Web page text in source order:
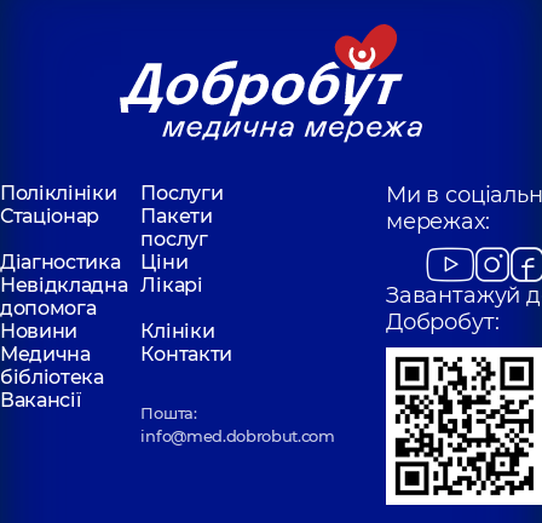
Поліклініки
Послуги
Стаціонар
Пакети
послуг
Діагностика
Ціни
Невідкладна
допомога
Лікарі
Новини
Клініки
Медична
бібліотека
Контакти
Вакансії
Пошта:
info@med.dobrobut.com
Ми в
мережах:
Завантажуй
Добробут: